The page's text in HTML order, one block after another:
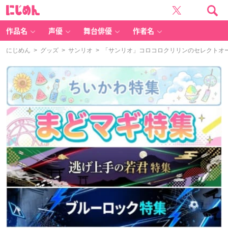
作品名 声優 舞台俳優 作者名
にじめん > グッズ > サンリオ > 「サンリオ」コロコロクリリンのセレクトオ